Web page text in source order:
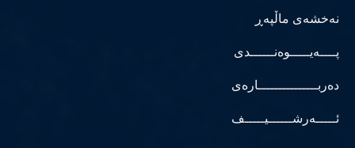
نەخشەی ماڵپەڕ
پــــەیـــــوەنــــــدی
دەربـــــــــــــــارەی
ئـــــەرشــــــیـــــف